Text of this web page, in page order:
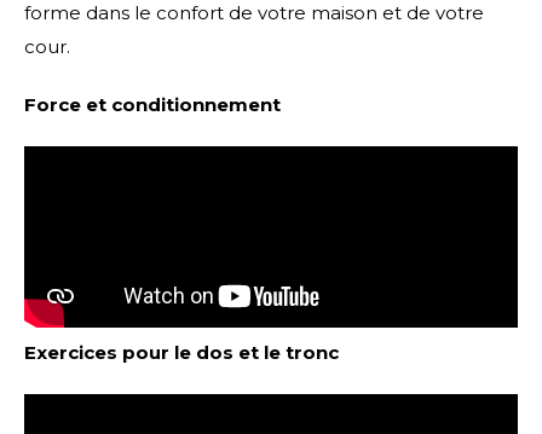
forme dans le confort de votre maison et de votre
cour.
Force et conditionnement
Exercices pour le dos et le tronc